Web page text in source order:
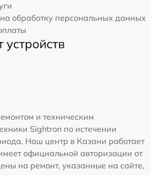
обработку персональных данных
устройств
и техническим
Sightron по истечении
Наш центр в Казани работает
официальной авторизации от
на ремонт, указанные на сайте,